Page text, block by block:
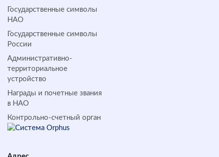
Государственные символы
НАО
Государственные символы
России
Административно-
территориальное
устройство
Награды и почетные звания
в НАО
Контрольно-счетный орган